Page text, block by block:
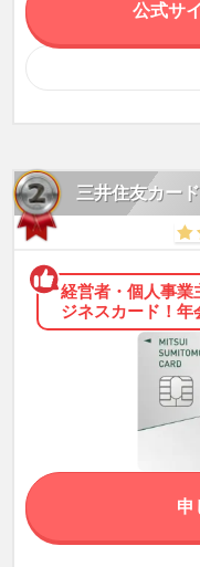
公式サ
三井住友カー
経営者・個人事業
ジネスカード！年
申